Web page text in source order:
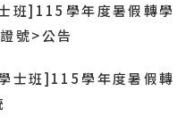
班]115學年度暑假轉學
號>公告
士班]115學年度暑假轉